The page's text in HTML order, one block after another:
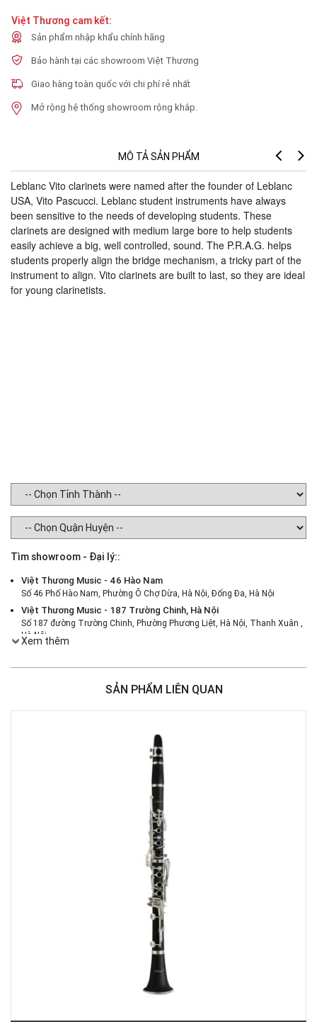
Việt Thương cam kết:
Sản phẩm nhập khẩu chính hãng
Bảo hành tại các showroom Việt Thương
Giao hàng toàn quốc với chi phí rẻ nhất
Mở rộng hệ thống showroom rộng khắp.
MÔ TẢ SẢN PHẨM
Leblanc Vito clarinets were named after the founder of Leblanc
USA, Vito Pascucci. Leblanc student instruments have always
been sensitive to the needs of developing students. These
clarinets are designed with medium large bore to help students
easily achieve a big, well controlled, sound. The P.R.A.G. helps
students properly align the bridge mechanism, a tricky part of the
instrument to align. Vito clarinets are built to last, so they are ideal
for young clarinetists.
Tìm showroom - Đại lý::
Việt Thương Music - 46 Hào Nam
Số 46 Phố Hào Nam, Phường Ô Chợ Dừa, Hà Nội, Đống Đa, Hà Nội
Việt Thương Music - 187 Trường Chinh, Hà Nội
Số 187 đường Trường Chinh, Phường Phương Liệt, Hà Nội, Thanh Xuân ,
Hà Nội
386 Cách Mạng Tháng Tám, Phường Nhiêu Lộc, TPHCM, Quận 3, Hồ Chí
Việt Thương Music - 369 Điện Biên Phủ
180B Võ Thị Sáu, Phường Xuân Hòa, TPHCM, Quận 3, Hồ Chí Minh
Việt Thương Music - Crescent Mall
6F-01 Tầng 6 Trung Tâm Thương Mại Crescent Mall, 101 Tôn Dật Tiên,
Phường Tân Mỹ, TPHCM, Quận 7, Hồ Chí Minh
Việt Thương Music - 49E Phan Đăng Lưu
49E Phan Đăng Lưu, Phường Bình Thạnh, TPHCM, Quận Bình Thạnh, Hồ
Việt Thương Music - Phường Gò Vấp
11 Đường số 3, Khu dân cư Cityland Park Hill, Phường Gò Vấp, TPHCM,
Việt Thương Music - 442 Lũy Bán Bích
442 Lũy Bán Bích, Phường Tân Phú, TPHCM, Quận Tân Phú, Hồ Chí Minh
Việt Thương Music - 12 Quốc Hương
Tầng G, Tòa nhà Thảo Điền Pearl, 12 Quốc Hương, Phường An Khánh,
Việt Thương Music - 357 Cộng Hòa
357 Cộng Hòa, Phường Tân Bình, TPHCM, Quận Tân Bình, Hồ Chí Minh
Việt Thương Music - 6F Ngô Thời Nhiệm
6F Ngô Thời Nhiệm, Phường Xuân Hòa, TPHCM, Quận 3, Hồ Chí Minh
Xem thêm
SẢN PHẨM LIÊN QUAN